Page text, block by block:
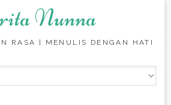
Nunna
RASA | MENULIS DENGAN HATI